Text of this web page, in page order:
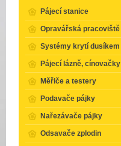
Pájecí stanice
Opravářská pracoviště
Systémy krytí dusíkem
Pájecí lázně, cínovačky
Měřiče a testery
Podavače pájky
Nařezávače pájky
Odsavače zplodin